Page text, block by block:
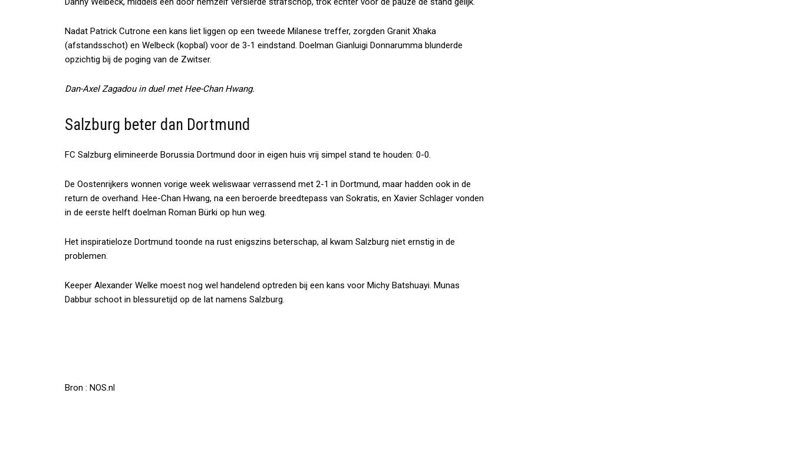
Nadat Patrick Cutrone een kans liet liggen op een tweede Milanese treffer, zorgden Granit Xhaka
(afstandsschot) en Welbeck (kopbal) voor de 3-1 eindstand. Doelman Gianluigi Donnarumma blunderde
opzichtig bij de poging van de Zwitser.
Dan-Axel Zagadou in duel met Hee-Chan Hwang.
Salzburg beter dan Dortmund
FC Salzburg elimineerde Borussia Dortmund door in eigen huis vrij simpel stand te houden: 0-0.
De Oostenrijkers wonnen vorige week weliswaar verrassend met 2-1 in Dortmund, maar hadden ook in de
return de overhand. Hee-Chan Hwang, na een beroerde breedtepass van Sokratis, en Xavier Schlager vonden
in de eerste helft doelman Roman Bürki op hun weg.
Het inspiratieloze Dortmund toonde na rust enigszins beterschap, al kwam Salzburg niet ernstig in de
problemen.
Keeper Alexander Welke moest nog wel handelend optreden bij een kans voor Michy Batshuayi. Munas
Dabbur schoot in blessuretijd op de lat namens Salzburg.
Bron : NOS.nl